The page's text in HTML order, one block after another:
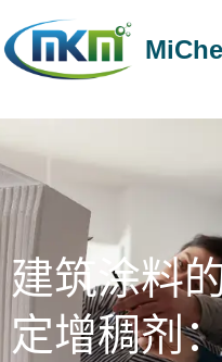
建筑涂料
定增稠剂